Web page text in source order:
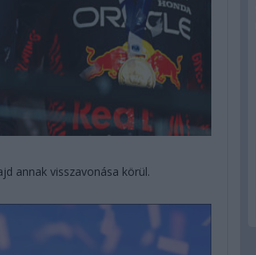
annak visszavonása körül.